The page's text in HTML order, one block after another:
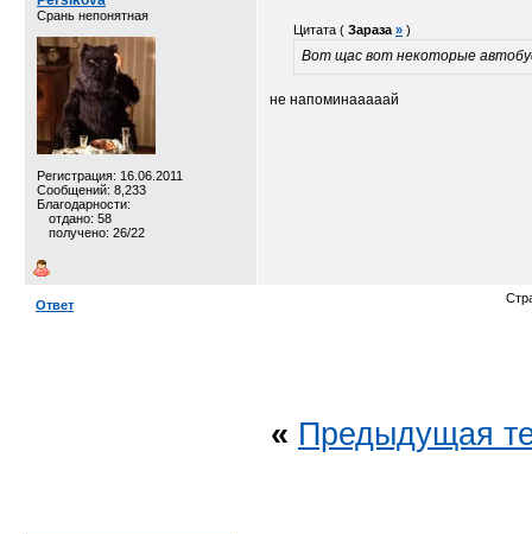
Срань непонятная
Регистрация: 16.06.2011
Сообщений: 8,233
Благодарности:
отдано: 58
получено: 26/22
Цитата ( Зараза » )
Вот щас вот некоторые
не напоминааааай
Ответ
« Предыдущая